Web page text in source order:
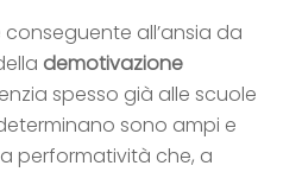
all’ansia da
demotivazione
spesso già alle scuole
sono ampi e
performatività che, a